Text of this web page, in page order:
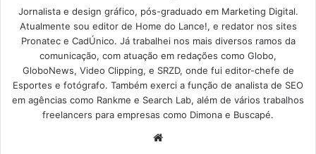
Jornalista e design gráfico, pós-graduado em Marketing Digital.
Atualmente sou editor de Home do Lance!, e redator nos sites
Pronatec e CadÚnico. Já trabalhei nos mais diversos ramos da
comunicação, com atuação em redações como Globo,
GloboNews, Video Clipping, e SRZD, onde fui editor-chefe de
Esportes e fotógrafo. Também exerci a função de analista de SEO
em agências como Rankme e Search Lab, além de vários trabalhos
freelancers para empresas como Dimona e Buscapé.